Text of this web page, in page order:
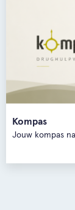
Kompas
Jouw kompas